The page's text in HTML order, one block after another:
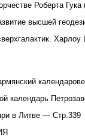
Роберта
высшей
календарь
в Литве — Стр.339